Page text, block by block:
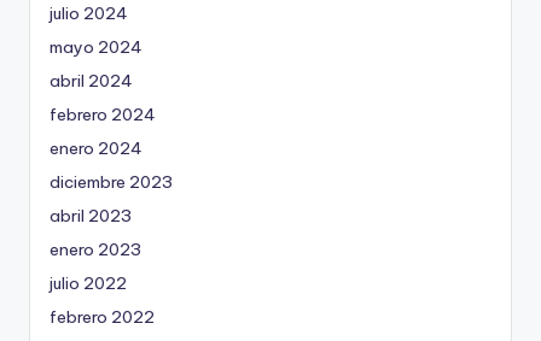
julio 2024
mayo 2024
abril 2024
febrero 2024
enero 2024
diciembre 2023
abril 2023
enero 2023
julio 2022
febrero 2022